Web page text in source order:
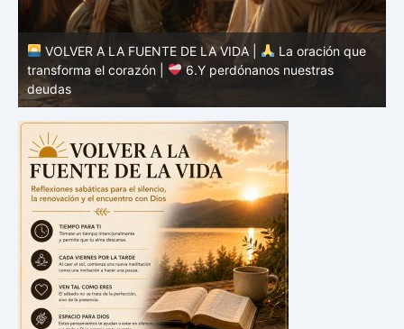
VOLVER A LA FUENTE DE LA VIDA |
La oración que
transforma el corazón |
5.Danos hoy nuestro pan de
cada día